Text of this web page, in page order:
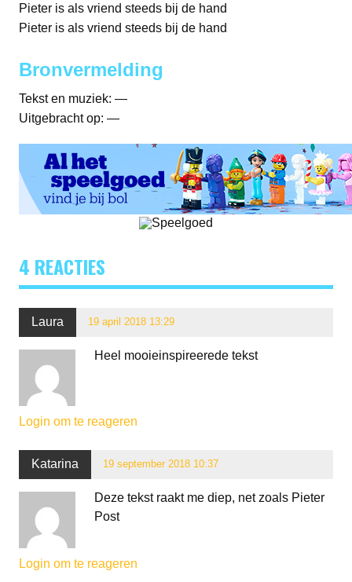
Pieter is als vriend steeds bij de hand
Pieter is als vriend steeds bij de hand
Bronvermelding
Tekst en muziek: —
Uitgebracht op: —
4 REACTIES
Laura 19 april 2018 13:29
Heel mooieinspireerede tekst
Login om te reageren
Katarina 19 september 2018 10:37
Deze tekst raakt me diep, net zoals Pieter
Post
Login om te reageren